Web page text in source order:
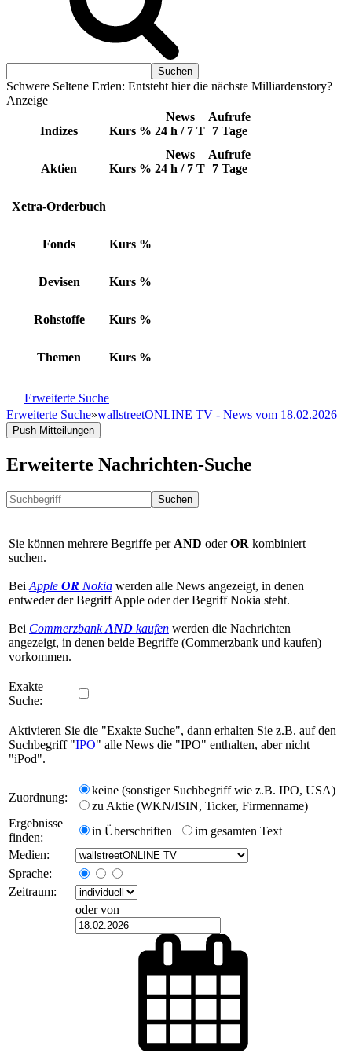
Schwere Seltene Erden: Entsteht hier die nächste Milliardenstory?
Anzeige
Indizes Kurs %
News
24 h / 7 T
Aufrufe
7 Tage
Aktien Kurs %
News
24 h / 7 T
Aufrufe
7 Tage
Xetra-Orderbuch
Fonds Kurs %
Devisen Kurs %
Rohstoffe Kurs %
Themen Kurs %
Erweiterte Suche
Erweiterte Suche»wallstreetONLINE TV - News vom 18.02.2026
Push Mitteilungen
Erweiterte Nachrichten-Suche
Suchen
Sie können mehrere Begriffe per AND oderOR kombiniert
suchen.
Bei Apple OR Nokia werden alle News angezeigt, in denen
entweder der Begriff Apple oder der Begriff Nokia steht.
Bei CommerzbankAND kaufen werden die Nachrichten
angezeigt, in denen beide Begriffe (Commerzbank und kaufen)
vorkommen.
Exakte
Suche:
Aktivieren Sie die "Exakte Suche", dann erhalten Sie z.B. auf den
Suchbegriff "IPO" alle News die "IPO" enthalten, aber nicht
"iPod".
Zuordnung:
keine (sonstiger Suchbegriff wie z.B. IPO, USA)
zu Aktie (WKN/ISIN, Ticker, Firmenname)
Ergebnisse
finden:
in Überschriften
im gesamten Text
Medien:
Sprache:
Zeitraum:
oder von